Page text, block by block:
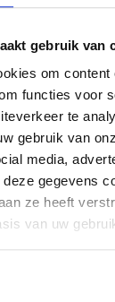
gebruik van
om content
functies voor
te
gebruik van
media,
gegevens
ze heeft
van uw
WhatsApp
PSV – GENEMUIDEN
LID